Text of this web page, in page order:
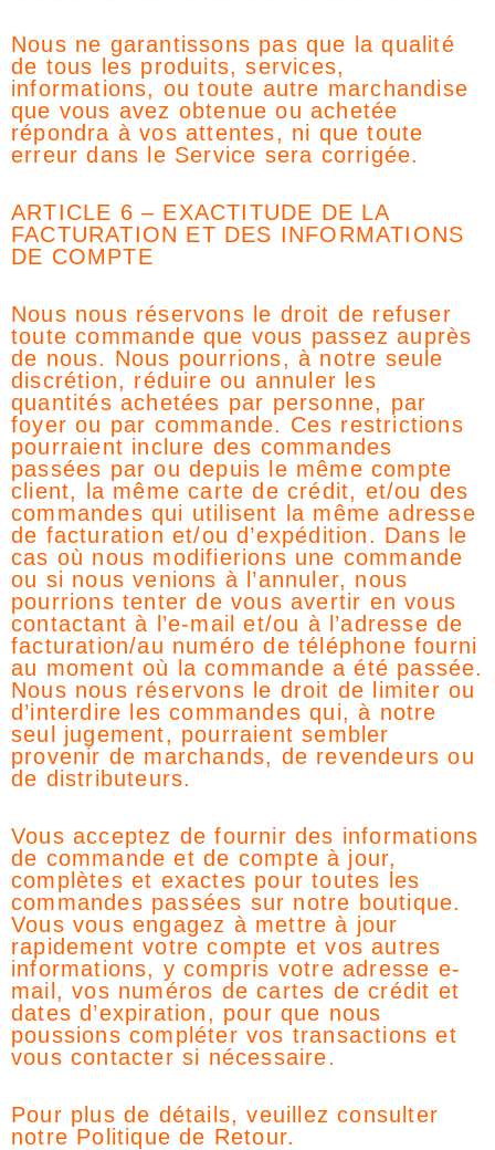
Nous ne garantissons pas que la qualité
de tous les produits, services,
informations, ou toute autre marchandise
que vous avez obtenue ou achetée
répondra à vos attentes, ni que toute
erreur dans le Service sera corrigée.
ARTICLE 6 – EXACTITUDE DE LA
FACTURATION ET DES INFORMATIONS
DE COMPTE
Nous nous réservons le droit de refuser
toute commande que vous passez auprès
de nous. Nous pourrions, à notre seule
discrétion, réduire ou annuler les
quantités achetées par personne, par
foyer ou par commande. Ces restrictions
pourraient inclure des commandes
passées par ou depuis le même compte
client, la même carte de crédit, et/ou des
commandes qui utilisent la même adresse
de facturation et/ou d’expédition. Dans le
cas où nous modifierions une commande
ou si nous venions à l’annuler, nous
pourrions tenter de vous avertir en vous
contactant à l’e-mail et/ou à l’adresse de
facturation/au numéro de téléphone fourni
au moment où la commande a été passée.
Nous nous réservons le droit de limiter ou
d’interdire les commandes qui, à notre
seul jugement, pourraient sembler
provenir de marchands, de revendeurs ou
de distributeurs.
Vous acceptez de fournir des informations
de commande et de compte à jour,
complètes et exactes pour toutes les
commandes passées sur notre boutique.
Vous vous engagez à mettre à jour
rapidement votre compte et vos autres
informations, y compris votre adresse e-
mail, vos numéros de cartes de crédit et
dates d’expiration, pour que nous
poussions compléter vos transactions et
vous contacter si nécessaire.
Pour plus de détails, veuillez consulter
notre Politique de Retour.